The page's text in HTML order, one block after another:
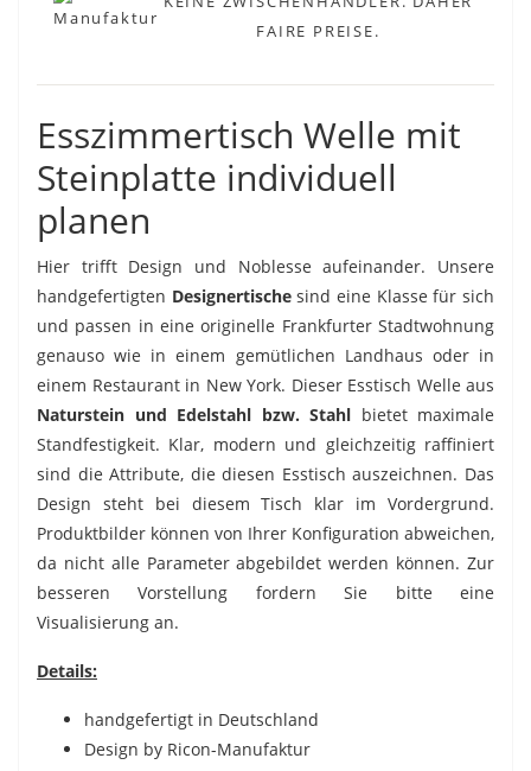
FAIRE PREISE.
Esszimmertisch Welle mit
Steinplatte individuell
planen
Hier trifft Design und Noblesse aufeinander. Unsere
handgefertigten Designertischesind eine Klasse für sich
und passen in eine originelle Frankfurter Stadtwohnung
genauso wie in einem gemütlichen Landhaus oder in
einem Restaurant in New York. Dieser Esstisch Welle aus
Naturstein und Edelstahl bzw. Stahl bietet maximale
Standfestigkeit. Klar, modern und gleichzeitig raffiniert
sind die Attribute, die diesen Esstisch auszeichnen. Das
Design steht bei diesem Tisch klar im Vordergrund.
Produktbilder können von Ihrer Konfiguration abweichen,
da nicht alle Parameter abgebildet werden können. Zur
besseren Vorstellung fordern Sie bitte eine
Visualisierung an.
Details:
handgefertigt in Deutschland
Design by Ricon-Manufaktur